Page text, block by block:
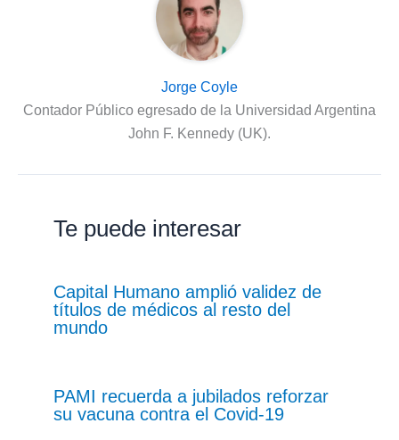
Jorge Coyle
Contador Público egresado de la Universidad Argentina
John F. Kennedy (UK).
Te puede interesar
Capital Humano amplió validez de
títulos de médicos al resto del
mundo
PAMI recuerda a jubilados reforzar
su vacuna contra el Covid-19